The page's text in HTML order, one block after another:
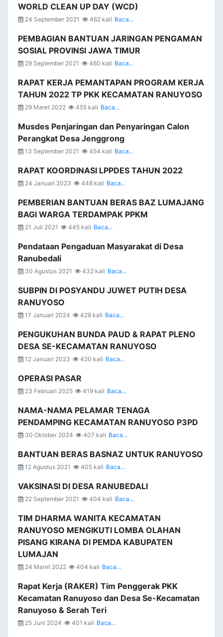
WORLD CLEAN UP DAY (WCD)
24 September 2021 462 kali Baca...
PEMBAGIAN BANTUAN JARINGAN PENGAMAN
SOSIAL PROVINSI JAWA TIMUR
29 September 2021 460 kali Baca...
RAPAT KERJA PEMANTAPAN PROGRAM KERJA
TAHUN 2022 TP PKK KECAMATAN RANUYOSO
29 Maret 2022 455 kali Baca...
Musdes Penjaringan dan Penyaringan Calon
Perangkat Desa Jenggrong
13 September 2021 454 kali Baca...
RAPAT KOORDINASI LPPDES TAHUN 2022
24 Januari 2023 448 kali Baca...
PEMBERIAN BANTUAN BERAS BAZ LUMAJANG
BAGI WARGA TERDAMPAK PPKM
21 Juli 2021 445 kali Baca...
Pendataan Pengaduan Masyarakat di Desa
Ranubedali
30 Agustus 2021 432 kali Baca...
SUBPIN DI POSYANDU JUWET PUTIH DESA
RANUYOSO
17 Januari 2024 429 kali Baca...
PENGUKUHAN BUNDA PAUD & RAPAT PLENO
DESA SE-KECAMATAN RANUYOSO
12 Januari 2023 420 kali Baca...
OPERASI PASAR
23 Februari 2025 419 kali Baca...
NAMA-NAMA PELAMAR TENAGA
PENDAMPING KECAMATAN RANUYOSO P3PD
30 Oktober 2024 407 kali Baca...
BANTUAN BERAS BASNAZ UNTUK RANUYOSO
12 Agustus 2021 405 kali Baca...
VAKSINASI DI DESA RANUBEDALI
22 September 2021 404 kali Baca...
TIM DHARMA WANITA KECAMATAN
RANUYOSO MENGIKUTI LOMBA OLAHAN
PISANG KIRANA DI PEMDA KABUPATEN
LUMAJAN
24 Maret 2022 404 kali Baca...
Rapat Kerja (RAKER) Tim Penggerak PKK
Kecamatan Ranuyoso dan Desa Se-Kecamatan
Ranuyoso & Serah Teri
25 Juni 2024 401 kali Baca...